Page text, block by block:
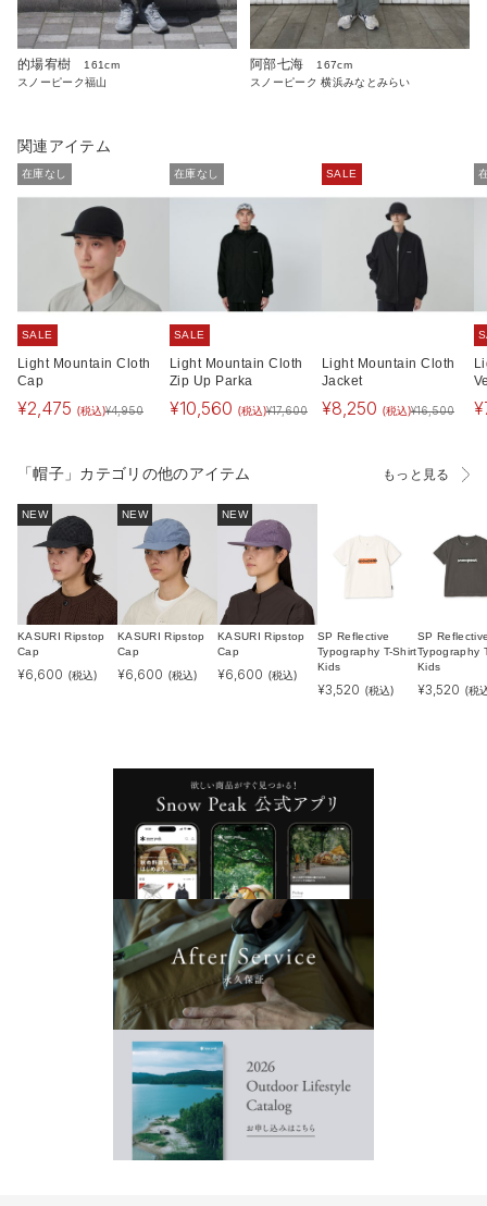
的場宥樹
161cm
スノーピーク福山
阿部七海
167cm
スノーピーク 横浜みなとみらい
関連アイテム
在庫なし
SALE
Light Mountain Cloth
Cap
¥2,475 (税込)¥4,950
在庫なし
SALE
Light Mountain Cloth
Zip Up Parka
¥10,560 (税込)¥17,600
SALE
Light Mountain Cloth
Jacket
¥8,250 (税込)¥16,500 ¥
「帽子」カテゴリの他のアイテム もっと見る
NEW
KASURI Ripstop
Cap
¥6,600 (税込)
NEW
KASURI Ripstop
Cap
¥6,600 (税込)
NEW
KASURI Ripstop
Cap
¥6,600 (税込)
SP Reflective
Typography T-Shirt
Kids
¥3,520 (税込)
SP
Typography
Kids
¥3,520 (税